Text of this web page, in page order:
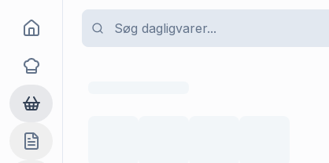
Goma
Opskrifter
Dagligvarer
Indkøbslisten